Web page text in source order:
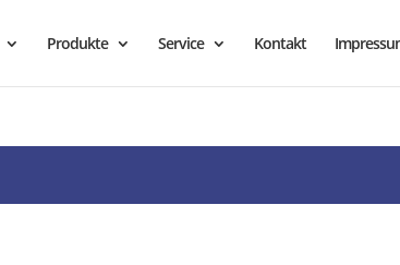
Produkte Service Kontakt